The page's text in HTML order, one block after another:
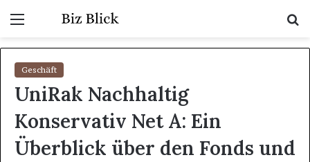
Menu
Geschäft
UniRak Nachhaltig
Konservativ Net A: Ein
Überblick über den Fonds und